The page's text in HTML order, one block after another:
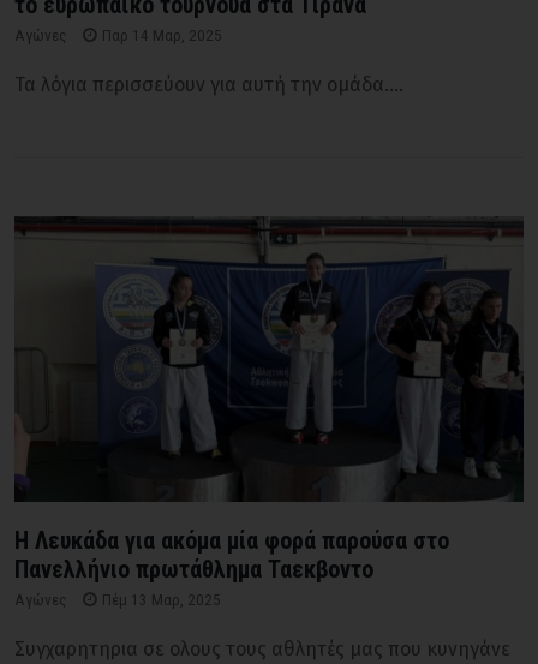
Αγώνες Παρ 14 Μαρ, 2025
Τα λόγια περισσεύουν για αυτή την ομάδα....
Η Λευκάδα για ακόμα μία φορά παρούσα στο
Πανελλήνιο πρωτάθλημα Ταεκβοντο
Αγώνες Πέμ 13 Μαρ, 2025
Συγχαρητηρια σε ολους τους αθλητές μας που κυνηγάνε